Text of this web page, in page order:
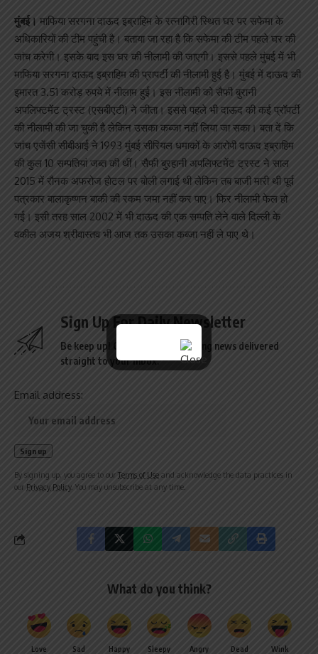
मुंबई। माफिया सरगना दाऊद इब्राहिम के रत्‍नागिरी स्थित घर पर सफेमा के
अधिकारियों की टीम पहुंची है। बताया जा रहा है कि सफेमा की टीम पहले घर की
जांच करेगी। इसके बाद इस घर की नीलामी की जाएगी। इससे पहले मुंबई में भी
माफिया सरगना दाऊद इब्राहिम की प्रापर्टी की नीलामी हुई है। मुंबई में दाऊद की
इमारत 3.51 करोड़ रुपये में नीलाम हुई। इस नीलामी को सैफी बुरानी
अपलिफ्टमेंट ट्रस्‍ट (एसबीएटी) ने जीता। इससे पहले भी दाऊद की कई प्रॉपर्टी
की नीलामी की जा चुकी है लेकिन उसका कब्‍जा नहीं लिया जा सका। बता दें कि
जांच एजेंसी सीबीआई ने 1993 मुंबई सीरियल धमाकों के आरोपी दाऊद इब्राहिम
की कुल 10 सम्पतियां जब्त की थीं। सैफी बुरहानी अपलिफ्टमेंट ट्रस्ट ने साल
2015 में रौनक अफरोज होटल पर बोली लगाई थी लेकिन तब बाजी मारी थी पूर्व
पत्रकार बालाकृष्णन बाकी की रकम जमा नहीं कर पाए। फिर नीलामी फेल हो
गई। इसी तरह साल 2002 में भी दाऊद की एक सम्पति लेने वाले दिल्ली के
वकील अजय श्रीवास्तव भी आज तक उसका कब्जा नहीं ले पाए थे।
Sign Up For Daily Newsletter
Be keep up! Get the latest breaking news delivered
straight to your inbox.
Email address:
By signing up, you agree to our Terms of Use and acknowledge the data practices in
our Privacy Policy. You may unsubscribe at any time.
What do you think?
Love Sad Happy Sleepy Angry Dead Wink